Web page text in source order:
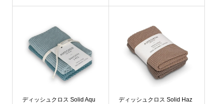
ディッシュクロス Solid Aqu
ディッシュクロス Solid Haz